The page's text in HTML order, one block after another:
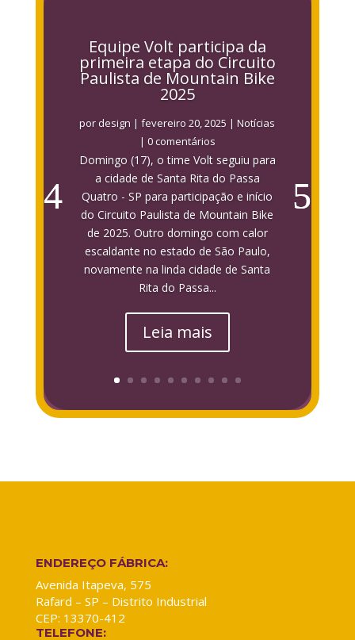
Equipe Volt participa da
primeira etapa do Circuito
Paulista de Mountain Bike
2025
por design |fevereiro 20, 2025 |Notícias
| 0 comentários
Domingo (17), o time Volt seguiu para
a cidade de Santa Rita do Passa
Quatro - SP para participação e início
do Circuito Paulista de Mountain Bike
de 2025. Outro domingo com calor
escaldante no estado de São Paulo,
novamente na linda cidade de Santa
Rita do Passa...
Leia mais
ENDEREÇO FÁBRICA:
Avenida Itapeva, 575
Rafard – SP – Distrito Industrial
CEP: 13370-412
TELEFONE: